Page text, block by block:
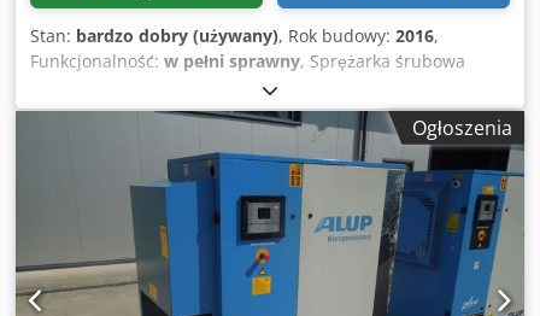
Stan: bardzo dobry (używany), Rok budowy: 2016,
Funkcjonalność: w pełni sprawny, Sprężarka śrubowa
ALUP ALLEGRO 22 maszyna z falownikiem i osuszaczem po
serwisie Dane techniczne: Dodpfx Agjzp Hqfj Djkr
wydajność: 4,42 m3/min; silnik 22KW; ciśnienie max.
9,7bar; rok;2016 przebieg;9147h; sprężarka w pełni
sprawna,gwarancja, cena netto: 16500 zł cena brutto:
Ogłoszenia